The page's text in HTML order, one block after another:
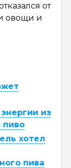
от
овощи и
из
пиво
хотел
пива